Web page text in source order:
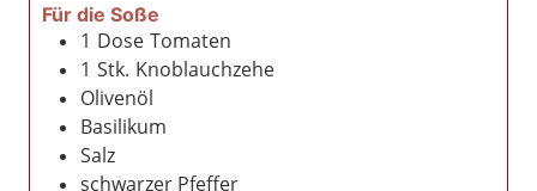
Für die Soße
1 Dose Tomaten
1 Stk. Knoblauchzehe
Olivenöl
Basilikum
Salz
schwarzer Pfeffer